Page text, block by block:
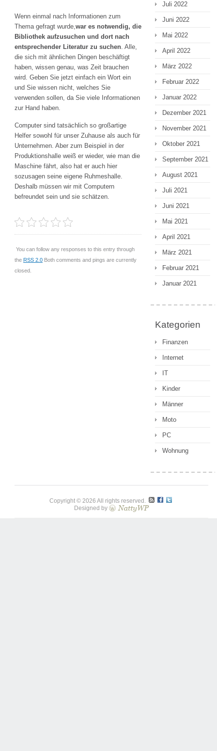
Wenn einmal nach Informationen zum
Thema gefragt wurde, war es notwendig, die
Bibliothek aufzusuchen und dort nach
entsprechender Literatur zu suchen . Alle,
die sich mit ähnlichen Dingen beschäftigt
haben, wissen genau, was Zeit brauchen
wird. Geben Sie jetzt einfach ein Wort ein
und Sie wissen nicht, welches Sie
verwenden sollen, da Sie viele Informationen
zur Hand haben.
Computer sind tatsächlich so großartige
Helfer sowohl für unser Zuhause als auch für
Unternehmen. Aber zum Beispiel in der
Produktionshalle weiß er wieder, wie man die
Maschine fährt, also hat er auch hier
sozusagen seine eigene Ruhmeshalle.
Deshalb müssen wir mit Computern
befreundet sein und sie schätzen.
You can follow any responses to this entry through
the RSS 2.0 Both comments and pings are currently
closed.
Juli 2022
Juni 2022
Mai 2022
April 2022
März 2022
Februar 2022
Januar 2022
Dezember 2021
November 2021
Oktober 2021
September 2021
August 2021
Juli 2021
Juni 2021
Mai 2021
April 2021
März 2021
Februar 2021
Januar 2021
Kategorien
Finanzen
Internet
IT
Kinder
Männer
Moto
PC
Wohnung
Copyright © 2026 All rights reserved.
Designed by